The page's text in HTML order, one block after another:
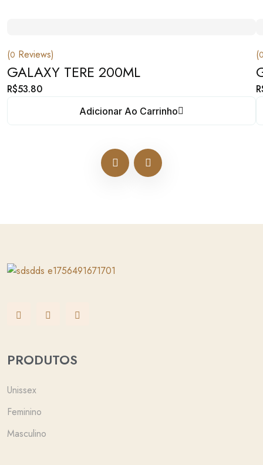
(0 Reviews)
GALAXY TERE 200ML
R$53.80
Adicionar Ao Carrinho
(
PRODUTOS
Unissex
Feminino
Masculino